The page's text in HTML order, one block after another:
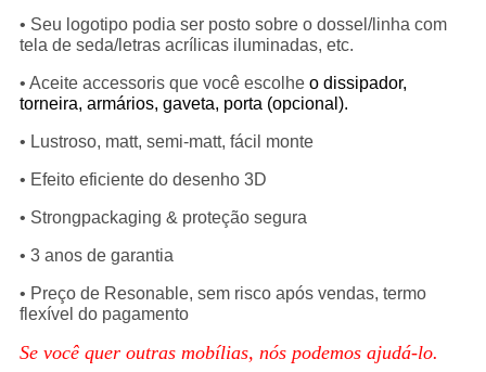
• Seu logotipo podia ser posto sobre o dossel/linha com
tela de seda/letras acrílicas iluminadas, etc.
• Aceite accessoris que você escolhe o dissipador,
torneira, armários, gaveta, porta (opcional).
• Lustroso, matt, semi-matt, fácil monte
• Efeito eficiente do desenho 3D
• Strongpackaging & proteção segura
• 3 anos de garantia
• Preço de Resonable, sem risco após vendas, termo
flexível do pagamento
Se você quer outras mobílias, nós podemos ajudá-lo.